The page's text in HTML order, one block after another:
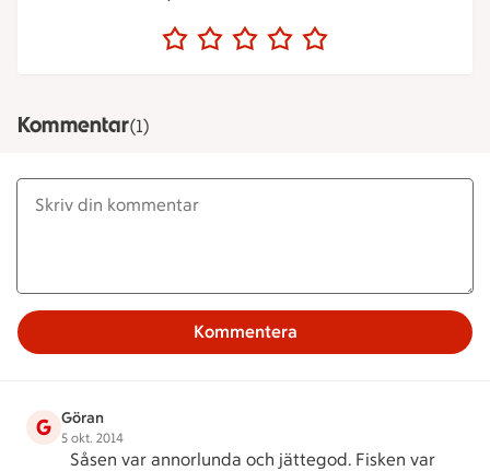
Kommentar(1)
Kommentera
G Göran
5 okt. 2014
Såsen var annorlunda och jättegod. Fisken var